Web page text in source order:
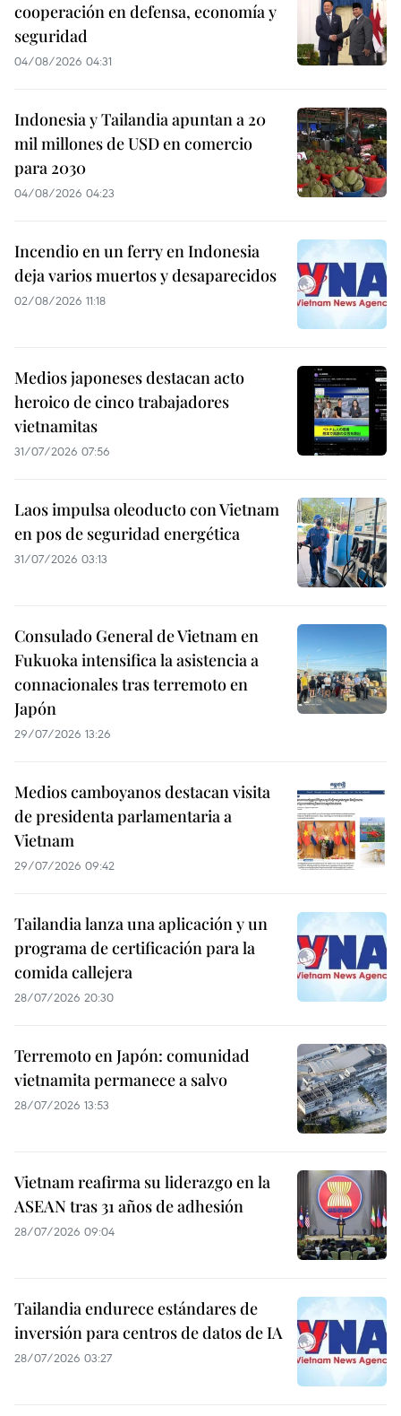
cooperación en defensa, economía y
seguridad
04/08/2026 04:31
Indonesia y Tailandia apuntan a 20
mil millones de USD en comercio
para 2030
04/08/2026 04:23
Incendio en un ferry en Indonesia
deja varios muertos y desaparecidos
02/08/2026 11:18
Medios japoneses destacan acto
heroico de cinco trabajadores
vietnamitas
31/07/2026 07:56
Laos impulsa oleoducto con Vietnam
en pos de seguridad energética
31/07/2026 03:13
Consulado General de Vietnam en
Fukuoka intensifica la asistencia a
connacionales tras terremoto en
Japón
29/07/2026 13:26
Medios camboyanos destacan visita
de presidenta parlamentaria a
Vietnam
29/07/2026 09:42
Tailandia lanza una aplicación y un
programa de certificación para la
comida callejera
28/07/2026 20:30
Terremoto en Japón: comunidad
vietnamita permanece a salvo
28/07/2026 13:53
Vietnam reafirma su liderazgo en la
ASEAN tras 31 años de adhesión
28/07/2026 09:04
Tailandia endurece estándares de
inversión para centros de datos de IA
28/07/2026 03:27